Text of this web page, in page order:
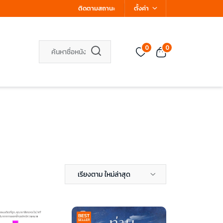
ติดตามสถานะ ตั้งค่า
0 0
เรียงตาม ใหม่ล่าสุด